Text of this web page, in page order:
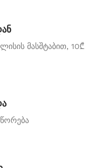
მასშტაბით, 10₾